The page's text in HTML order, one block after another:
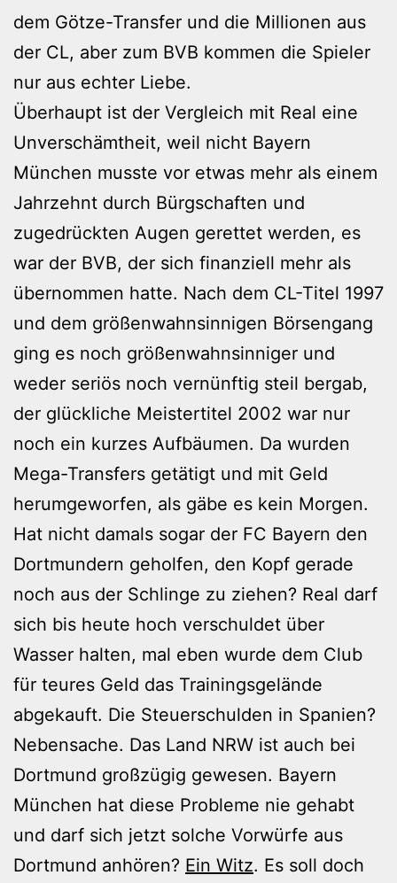
dem Götze-Transfer und die Millionen aus
der CL, aber zum BVB kommen die Spieler
nur aus echter Liebe.
Überhaupt ist der Vergleich mit Real eine
Unverschämtheit, weil nicht Bayern
München musste vor etwas mehr als einem
Jahrzehnt durch Bürgschaften und
zugedrückten Augen gerettet werden, es
war der BVB, der sich finanziell mehr als
übernommen hatte. Nach dem CL-Titel 1997
und dem größenwahnsinnigen Börsengang
ging es noch größenwahnsinniger und
weder seriös noch vernünftig steil bergab,
der glückliche Meistertitel 2002 war nur
noch ein kurzes Aufbäumen. Da wurden
Mega-Transfers getätigt und mit Geld
herumgeworfen, als gäbe es kein Morgen.
Hat nicht damals sogar der FC Bayern den
Dortmundern geholfen, den Kopf gerade
noch aus der Schlinge zu ziehen? Real darf
sich bis heute hoch verschuldet über
Wasser halten, mal eben wurde dem Club
für teures Geld das Trainingsgelände
abgekauft. Die Steuerschulden in Spanien?
Nebensache. Das Land NRW ist auch bei
Dortmund großzügig gewesen. Bayern
München hat diese Probleme nie gehabt
und darf sich jetzt solche Vorwürfe aus
Dortmund anhören? Ein Witz. Es soll doch